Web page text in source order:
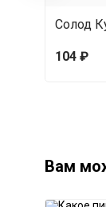
Солод
104 ₽
Вам